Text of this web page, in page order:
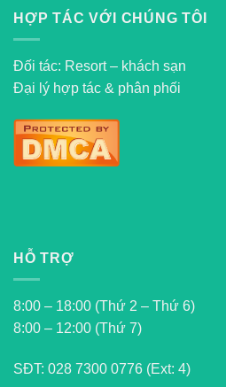
HỢP TÁC VỚI CHÚNG TÔI
Đối tác: Resort – khách sạn
Đại lý hợp tác & phân phối
HỖ TRỢ
8:00 – 18:00 (Thứ 2 – Thứ 6)
8:00 – 12:00 (Thứ 7)
SĐT: 028 7300 0776 (Ext: 4)